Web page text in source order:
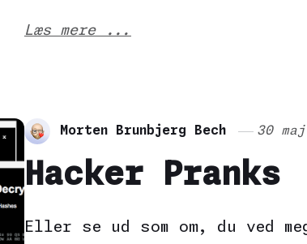
Læs mere ...
Morten Brunbjerg Bech 30
Hacker Pranks
Eller se ud som om, du ved